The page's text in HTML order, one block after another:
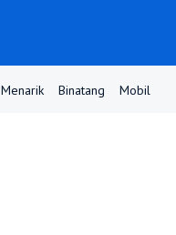
Menarik Binatang Mobil